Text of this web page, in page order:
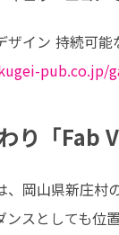
pub.co.jp/
り「Fab
、岡山県新庄村
ンスとしても位